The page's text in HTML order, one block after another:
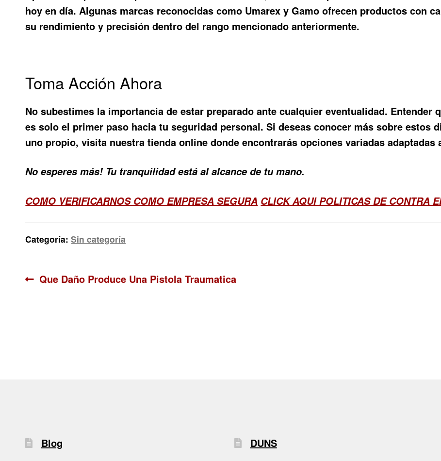
hoy en día. Algunas marcas reconocidas como Umarex y Gamo ofrecen productos con
su rendimiento y precisión dentro del rango mencionado anteriormente.
Toma Acción Ahora
No subestimes la importancia de estar preparado ante cualquier eventualidad. Entender
es solo el primer paso hacia tu seguridad personal. Si deseas conocer más sobre
uno propio, visita nuestra tienda online donde encontrarás opciones variadas adaptadas
No esperes más! Tu tranquilidad está al alcance de tu mano.
COMO VERIFICARNOS COMO EMPRESA SEGURA CLICK AQUI POLITICAS DE CONTRA
Categoría:Sin categoría
Navegación
Anterior:
Que Daño Produce Una Pistola Traumatica
Blog
DUNS